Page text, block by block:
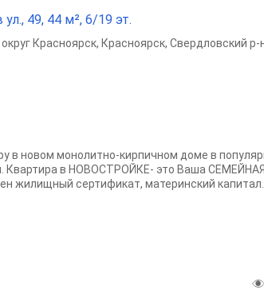
49, 44 м², 6/19 эт.
Красноярск, Красноярск, Свердловский р-
в новом монолитно-кирпичном доме в
Квартира в НОВОСТРОЙКЕ- это Ваша СЕМЕЙНАЯ
сертификат, материнский капитал.